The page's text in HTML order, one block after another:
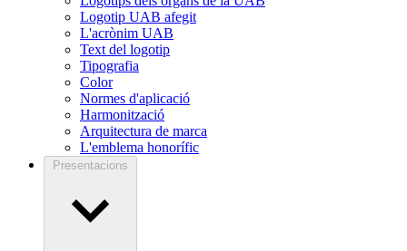
Logotip UAB afegit
L'acrònim UAB
Text del logotip
Tipografia
Color
Normes d'aplicació
Harmonització
Arquitectura de marca
L'emblema honorífic
Presentacions